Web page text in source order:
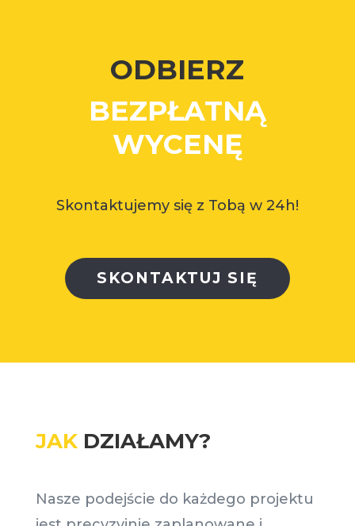
ODBIERZ
BEZPŁATNĄ
WYCENĘ
Skontaktujemy się z Tobą w 24h!
SKONTAKTUJ SIĘ
JAK DZIAŁAMY?
Nasze podejście do każdego projektu